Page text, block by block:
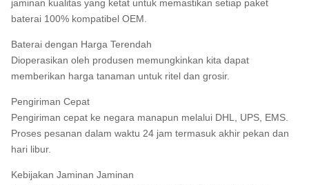
jaminan kualitas yang ketat untuk memastikan setiap paket
baterai 100% kompatibel OEM.
Baterai dengan Harga Terendah
Dioperasikan oleh produsen memungkinkan kita dapat
memberikan harga tanaman untuk ritel dan grosir.
Pengiriman Cepat
Pengiriman cepat ke negara manapun melalui DHL, UPS, EMS.
Proses pesanan dalam waktu 24 jam termasuk akhir pekan dan
hari libur.
Kebijakan Jaminan Jaminan